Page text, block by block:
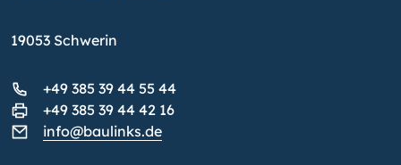
19053 Schwerin
+49 385 39 44 55 44
+49 385 39 44 42 16
info@baulinks.de